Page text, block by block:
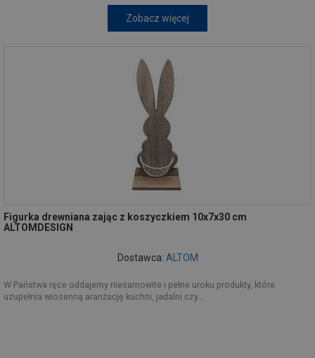
Zobacz więcej
Figurka drewniana zając z koszyczkiem 10x7x30 cm
ALTOMDESIGN
Dostawca: ALTOM
W Państwa ręce oddajemy niesamowite i pełne uroku produkty, które
uzupełnia wiosenną aranżację kuchni, jadalni czy...